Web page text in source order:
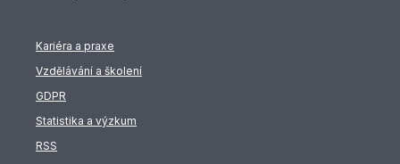
Kariéra a praxe
Vzdělávání a školení
GDPR
Statistika a výzkum
RSS